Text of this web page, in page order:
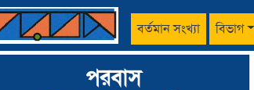
বর্তমান সংখ্যা বিভাগ
পরবাস